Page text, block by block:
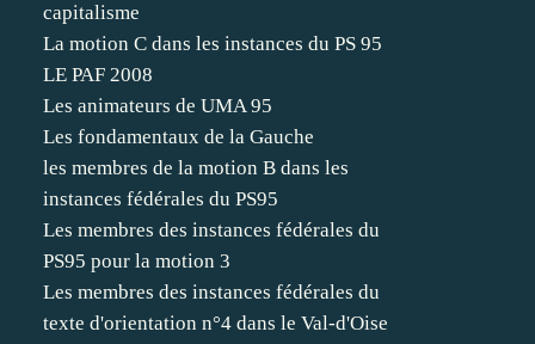
capitalisme
La motion C dans les instances du PS 95
LE PAF 2008
Les animateurs de UMA 95
Les fondamentaux de la Gauche
les membres de la motion B dans les
instances fédérales du PS95
Les membres des instances fédérales du
PS95 pour la motion 3
Les membres des instances fédérales du
texte d'orientation n°4 dans le Val-d'Oise